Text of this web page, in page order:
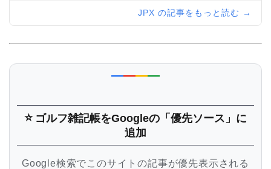
JPX の記事をもっと読む →
⭐ ゴルフ雑記帳をGoogleの「優先ソース」に
追加
Google検索でこのサイトの記事が優先表示される